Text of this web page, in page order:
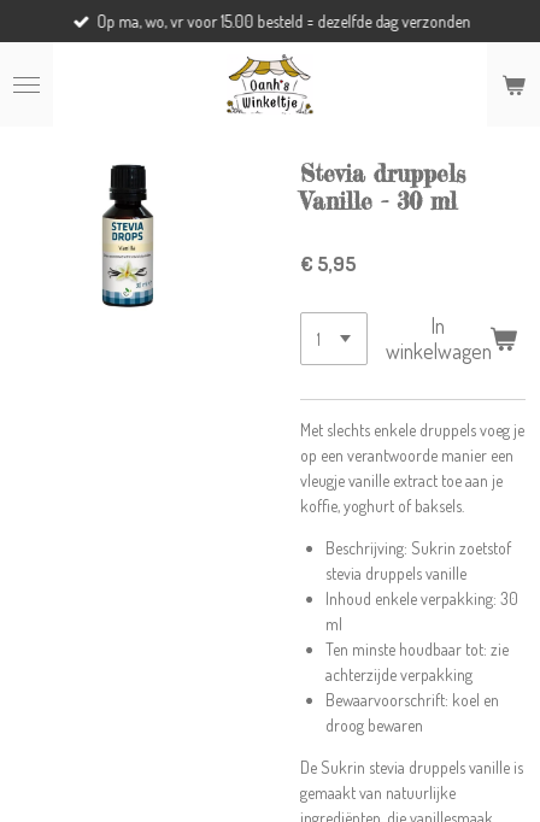
direct
naar
de
Op ma, wo, vr voor 15.00 besteld = dezelfde dag verzonden
Stevia druppels
Vanille - 30 ml
€ 5,95
In
winkelwagen
Met slechts enkele druppels voeg je
op een verantwoorde manier een
vleugje vanille extract toe aan je
koffie, yoghurt of baksels.
Beschrijving: Sukrin zoetstof
stevia druppels vanille
Inhoud enkele verpakking: 30
ml
Ten minste houdbaar tot: zie
achterzijde verpakking
Bewaarvoorschrift: koel en
droog bewaren
De Sukrin stevia druppels vanille is
gemaakt van natuurlijke
ingrediënten, die vanillesmaak